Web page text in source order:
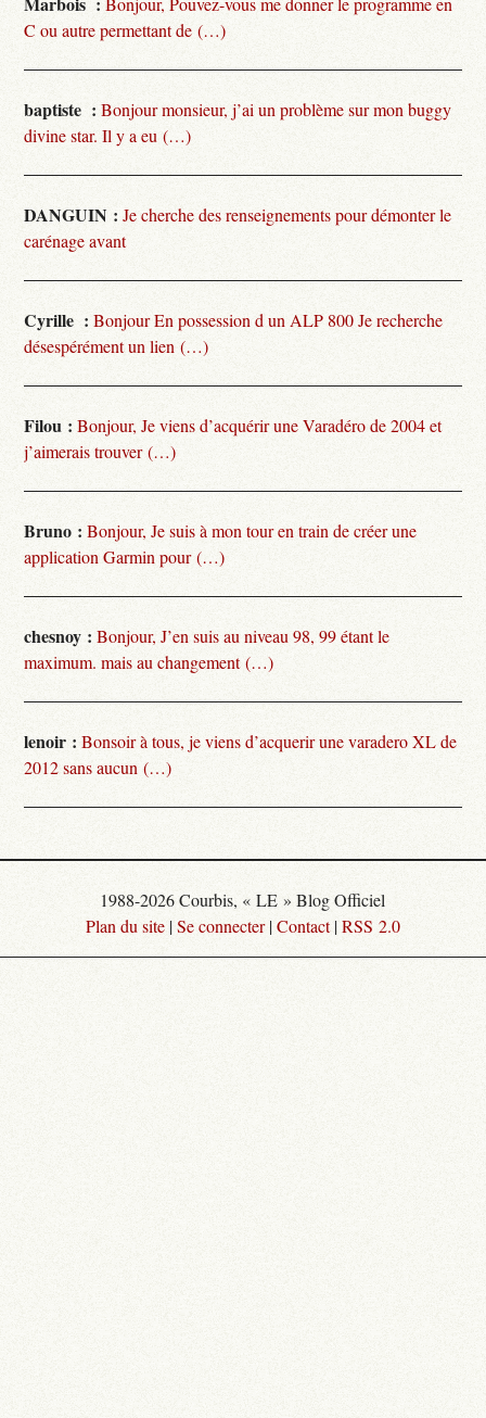
C ou autre permettant de (…)
baptiste : Bonjour monsieur, j’ai un problème sur mon buggy
divine star. Il y a eu (…)
DANGUIN : Je cherche des renseignements pour démonter le
carénage avant
Cyrille : Bonjour En possession d un ALP 800 Je recherche
désespérément un lien (…)
Filou : Bonjour, Je viens d’acquérir une Varadéro de 2004 et
j’aimerais trouver (…)
Bruno : Bonjour, Je suis à mon tour en train de créer une
application Garmin pour (…)
chesnoy : Bonjour, J’en suis au niveau 98, 99 étant le
maximum. mais au changement (…)
lenoir : Bonsoir à tous, je viens d’acquerir une varadero XL de
2012 sans aucun (…)
1988-2026 Courbis, « LE » Blog Officiel
Plan du site |Se connecter|Contact|RSS 2.0